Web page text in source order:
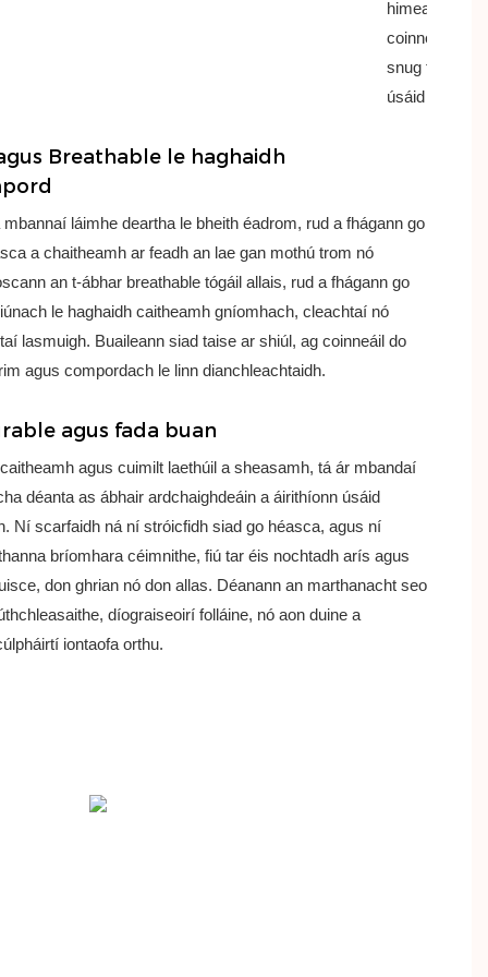
himeacht
coinneáil a
snug fiú tar
úsáid go
Breathable le haghaidh
láimhe deartha le bheith éadrom, rud a fhágann go
a chaitheamh ar feadh an lae gan mothú trom nó
an t-ábhar breathable tógáil allais, rud a fhágann go
le haghaidh caitheamh gníomhach, cleachtaí nó
lasmuigh. Buaileann siad taise ar shiúl, ag coinneáil do
agus compordach le linn dianchleachtaidh.
agus fada buan
agus cuimilt laethúil a sheasamh, tá ár mbandaí
déanta as ábhair ardchaighdeáin a áirithíonn úsáid
Ní scarfaidh ná ní stróicfidh siad go héasca, agus ní
bríomhara céimnithe, fiú tar éis nochtadh arís agus
don ghrian nó don allas. Déanann an marthanacht seo
díograiseoirí folláine, nó aon duine a
iontaofa orthu.